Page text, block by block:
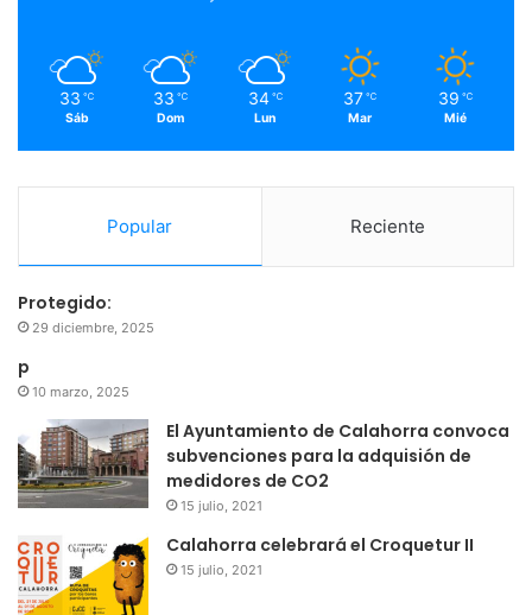
m
33 ℃
Sáb
33 ℃
Dom
34 ℃
Lun
37 ℃
Mar
39 ℃
Mié
Popular Reciente
Protegido:
29 diciembre, 2025
p
10 marzo, 2025
El Ayuntamiento de Calahorra convoca
subvenciones para la adquisión de
medidores de CO2
15 julio, 2021
Calahorra celebrará el Croquetur II
15 julio, 2021